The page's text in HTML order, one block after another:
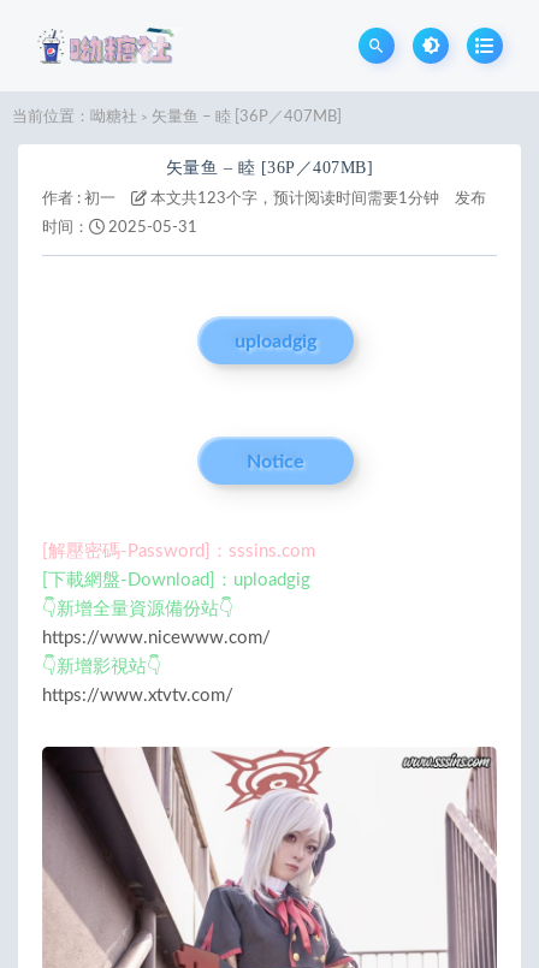
当前位置： 呦糖社 > 矢量鱼 – 睦 [36P／407MB]
矢量鱼 – 睦 [36P／407MB]
作者 : 初一 本文共123个字，预计阅读时间需要1分钟
发布
时间：
2025-05-31
uploadgig
Notice
[解壓密碼-Password]：sssins.com
[下載網盤-Download]：uploadgig
👇新增全量資源備份站👇
https://www.nicewww.com/
👇新增影視站👇
https://www.xtvtv.com/